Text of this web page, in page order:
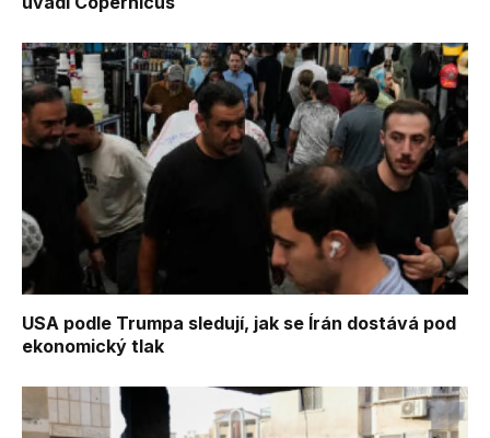
USA podle Trumpa sledují, jak se Írán dostává pod
ekonomický tlak